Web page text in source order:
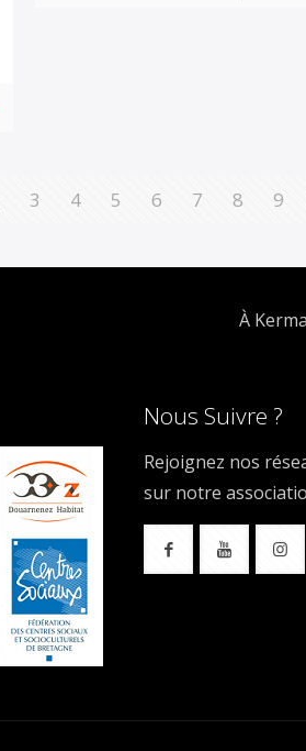
3 4 5 6 7 8 9
À
Nous Suivre ?
Rejoignez nos
sur notre